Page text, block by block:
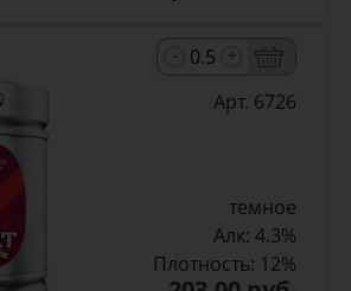
Арт. 6726
темное
Алк: 4.3%
Плотность: 12%